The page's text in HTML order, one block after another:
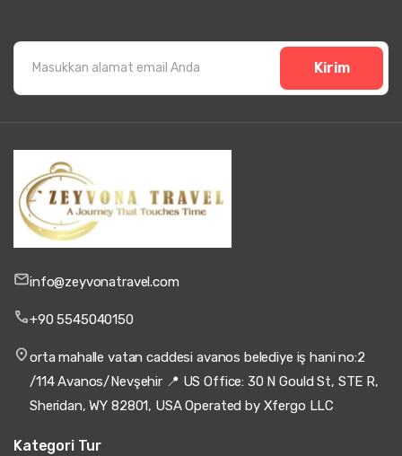
Kirim
info@zeyvonatravel.com
+90 5545040150
orta mahalle vatan caddesi avanos belediye iş hani no:2
/114 Avanos/Nevşehir 📍 US Office: 30 N Gould St, STE R,
Sheridan, WY 82801, USA Operated by Xfergo LLC
Kategori Tur